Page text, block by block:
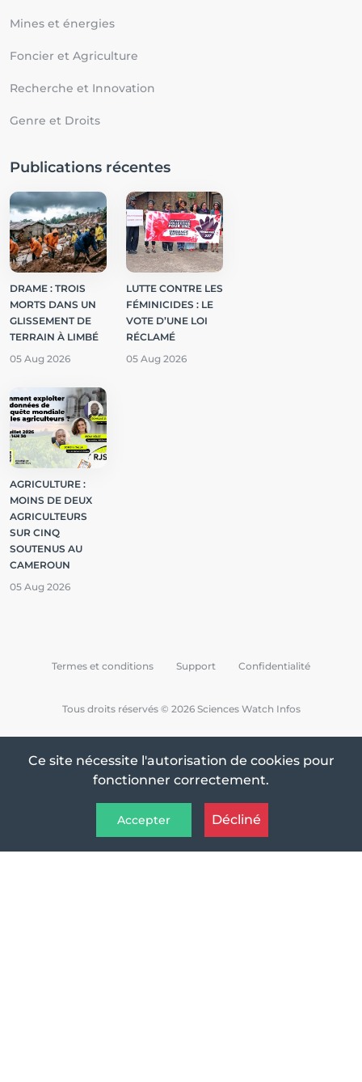
Mines et énergies
Foncier et Agriculture
Recherche et Innovation
Genre et Droits
Publications récentes
DRAME : TROIS
MORTS DANS UN
GLISSEMENT DE
TERRAIN À LIMBÉ
05 Aug 2026
LUTTE CONTRE LES
FÉMINICIDES : LE
VOTE D’UNE LOI
RÉCLAMÉ
05 Aug 2026
AGRICULTURE :
MOINS DE DEUX
AGRICULTEURS
SUR CINQ
SOUTENUS AU
CAMEROUN
05 Aug 2026
Tous droits réservés © 2026 Sciences Watch Infos
Termes et conditions Support Confidentialité
Ce site nécessite l'autorisation de cookies pour
fonctionner correctement.
Accepter Décliné